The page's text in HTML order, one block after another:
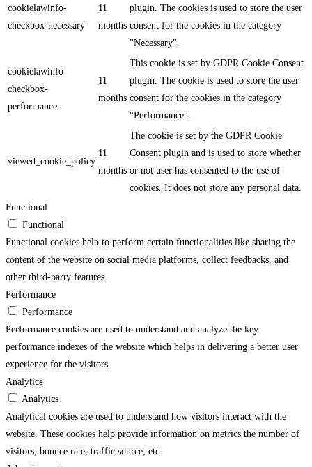
cookielawinfo-
checkbox-necessary
11
months
plugin. The cookies is used to store the user
consent for the cookies in the category
"Necessary".
cookielawinfo-
checkbox-
performance
11
months
This cookie is set by GDPR Cookie Consent
plugin. The cookie is used to store the user
consent for the cookies in the category
"Performance".
viewed_cookie_policy
11
months
The cookie is set by the GDPR Cookie
Consent plugin and is used to store whether
or not user has consented to the use of
cookies. It does not store any personal data.
Functional
Functional
Functional cookies help to perform certain functionalities like sharing the
content of the website on social media platforms, collect feedbacks, and
other third-party features.
Performance
Performance
Performance cookies are used to understand and analyze the key
performance indexes of the website which helps in delivering a better user
experience for the visitors.
Analytics
Analytics
Analytical cookies are used to understand how visitors interact with the
website. These cookies help provide information on metrics the number of
visitors, bounce rate, traffic source, etc.